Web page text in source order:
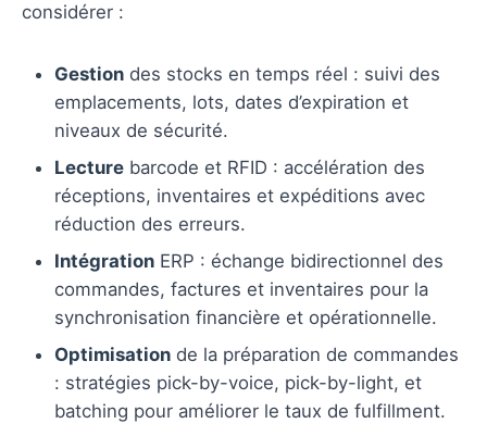
considérer :
Gestion des stocks en temps réel : suivi des
emplacements, lots, dates d’expiration et
niveaux de sécurité.
Lecture barcode et RFID : accélération des
réceptions, inventaires et expéditions avec
réduction des erreurs.
Intégration ERP : échange bidirectionnel des
commandes, factures et inventaires pour la
synchronisation financière et opérationnelle.
Optimisation de la préparation de commandes
: stratégies pick-by-voice, pick-by-light, et
batching pour améliorer le taux de fulfillment.